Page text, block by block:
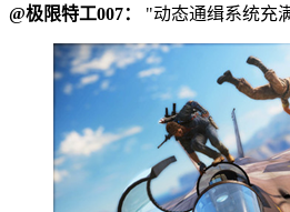
@极限特工007： "动态通缉系统充